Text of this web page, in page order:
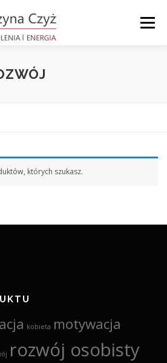
Menu
MOJE KONTO
których szukasz.
kobieta motywacja
rozwój osobisty